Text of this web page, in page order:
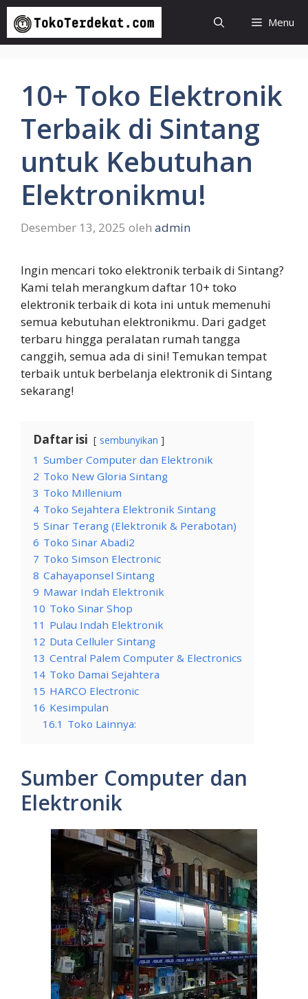
Langsung
isi
Menu
10+ Toko Elektronik
Terbaik di Sintang
untuk Kebutuhan
Elektronikmu!
Desember 13, 2025 oleh admin
Ingin mencari toko elektronik terbaik di Sintang?
Kami telah merangkum daftar 10+ toko
elektronik terbaik di kota ini untuk memenuhi
semua kebutuhan elektronikmu. Dari gadget
terbaru hingga peralatan rumah tangga
canggih, semua ada di sini! Temukan tempat
terbaik untuk berbelanja elektronik di Sintang
sekarang!
Daftar isi sembunyikan
1 Sumber Computer dan Elektronik
2 Toko New Gloria Sintang
3 Toko Millenium
4 Toko Sejahtera Elektronik Sintang
5 Sinar Terang (Elektronik & Perabotan)
6 Toko Sinar Abadi2
7 Toko Simson Electronic
8 Cahayaponsel Sintang
9 Mawar Indah Elektronik
10 Toko Sinar Shop
11 Pulau Indah Elektronik
12 Duta Celluler Sintang
13 Central Palem Computer & Electronics
14 Toko Damai Sejahtera
15 HARCO Electronic
16 Kesimpulan
16.1 Toko Lainnya:
Sumber Computer dan
Elektronik